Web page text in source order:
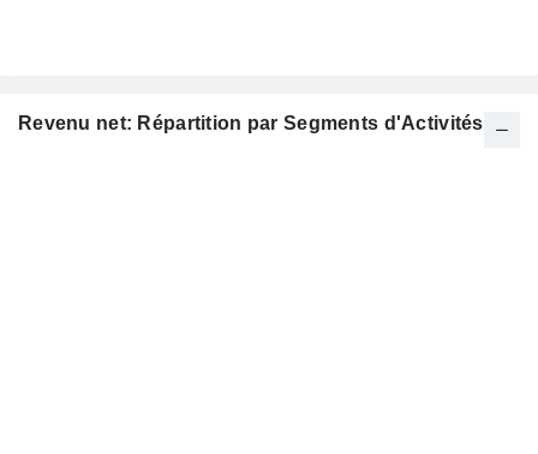
Revenu net: Répartition par Segments d'Activités